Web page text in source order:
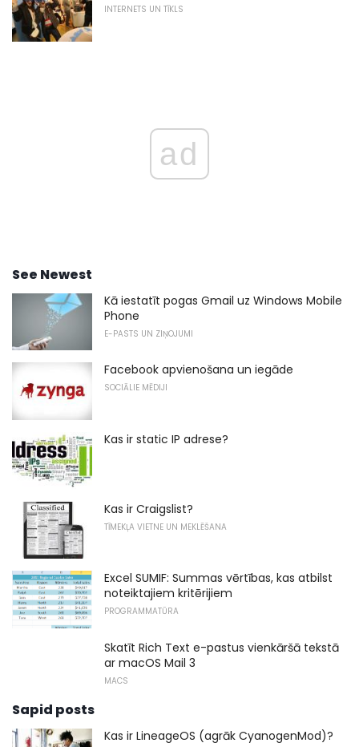
INTERNETS UN TĪKLS
ad
See Newest
Kā iestatīt pogas Gmail uz Windows Mobile
Phone
E-PASTS UN ZIŅOJUMI
Facebook apvienošana un iegāde
SOCIĀLIE MĒDIJI
Kas ir static IP adrese?
Kas ir Craigslist?
TĪMEKĻA VIETNE UN MEKLĒŠANA
Excel SUMIF: Summas vērtības, kas atbilst
noteiktajiem kritērijiem
PROGRAMMATŪRA
Skatīt Rich Text e-pastus vienkāršā tekstā
ar macOS Mail 3
MACS
Sapid posts
Kas ir LineageOS (agrāk CyanogenMod)?